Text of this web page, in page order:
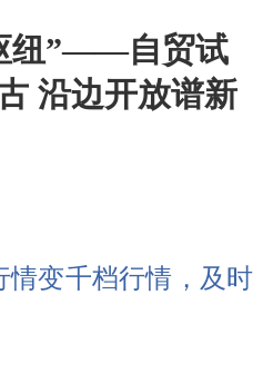
纽”——自贸试
沿边开放谱新
情变千档行情，及时